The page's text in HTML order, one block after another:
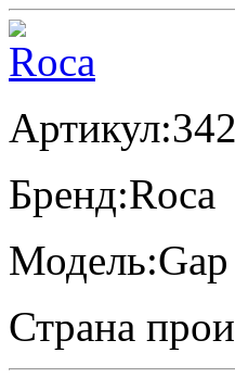
Артикул:
Бренд:Roca
Модель:Gap
Страна